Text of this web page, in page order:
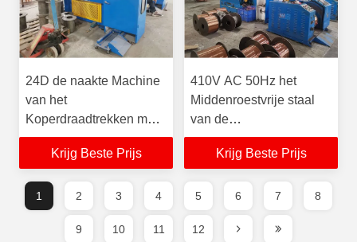
24D de naakte Machine
van het
Koperdraadtrekken met
Pneumatische Rem
Krijg Beste Prijs
410V AC 50Hz het
Middenroestvrije staal
van de
Draadtrekkenmachine
85KVAKrijg Beste Prijs
1 2 3 4 5 6 7 8
9 10 11 12